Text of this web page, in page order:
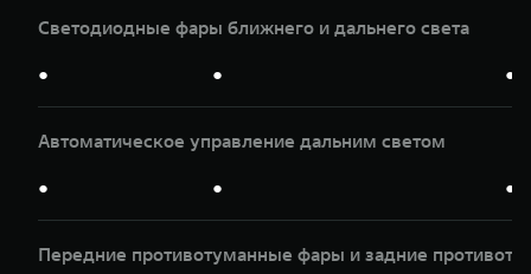
Светодиодные фары ближнего и дальнего света
● ● ●
Автоматическое управление дальним светом
● ● ●
Передние противотуманные фары и задние